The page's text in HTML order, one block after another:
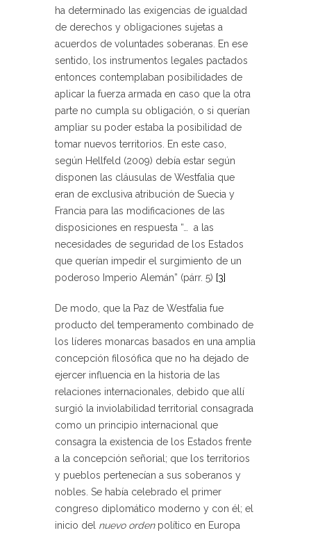
ha determinado las exigencias de igualdad
de derechos y obligaciones sujetas a
acuerdos de voluntades soberanas. En ese
sentido, los instrumentos legales pactados
entonces contemplaban posibilidades de
aplicar la fuerza armada en caso que la otra
parte no cumpla su obligación, o si querían
ampliar su poder estaba la posibilidad de
tomar nuevos territorios. En este caso,
según Hellfeld (2009) debía estar según
disponen las cláusulas de Westfalia que
eran de exclusiva atribución de Suecia y
Francia para las modificaciones de las
disposiciones en respuesta “… a las
necesidades de seguridad de los Estados
que querían impedir el surgimiento de un
poderoso Imperio Alemán” (párr. 5) [3]
De modo, que la Paz de Westfalia fue
producto del temperamento combinado de
los líderes monarcas basados en una amplia
concepción filosófica que no ha dejado de
ejercer influencia en la historia de las
relaciones internacionales, debido que allí
surgió la inviolabilidad territorial consagrada
como un principio internacional que
consagra la existencia de los Estados frente
a la concepción señorial; que los territorios
y pueblos pertenecían a sus soberanos y
nobles. Se había celebrado el primer
congreso diplomático moderno y con él; el
inicio del nuevo ordenpolítico en Europa